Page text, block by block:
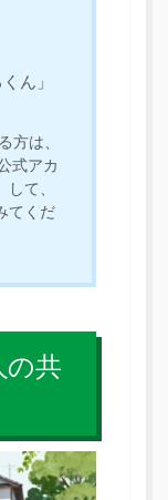
ん」
方は、
式アカ
て、
てくだ
の共